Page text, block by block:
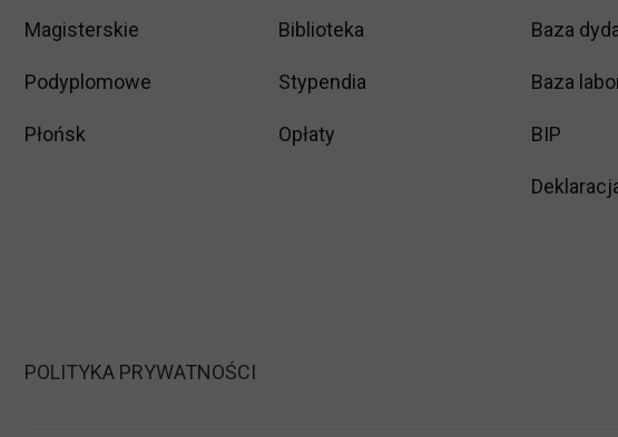
Magisterskie
Podyplomowe
Płońsk
Biblioteka
Stypendia
Opłaty
Baza
Baza
BIP link
POLITYKA PRYWATNOŚCI